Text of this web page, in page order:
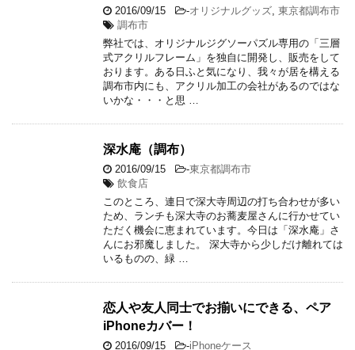
2016/09/15 -オリジナルグッズ 東京都調布市
調布市
弊社では、オリジナルジグソーパズル専用の「三層
式アクリルフレーム」を独自に開発し、販売をして
おります。ある日ふと気になり、我々が居を構える
調布市内にも、アクリル加工の会社があるのではな
いかな・・・と思 …
深水庵（調布）
2016/09/15 -東京都調布市
飲食店
このところ、連日で深大寺周辺の打ち合わせが多い
ため、ランチも深大寺のお蕎麦屋さんに行かせてい
ただく機会に恵まれています。今日は「深水庵」さ
んにお邪魔しました。 深大寺から少しだけ離れては
いるものの、緑 …
恋人や友人同士でお揃いにできる、ペア
iPhoneカバー！
2016/09/15 -iPhoneケース